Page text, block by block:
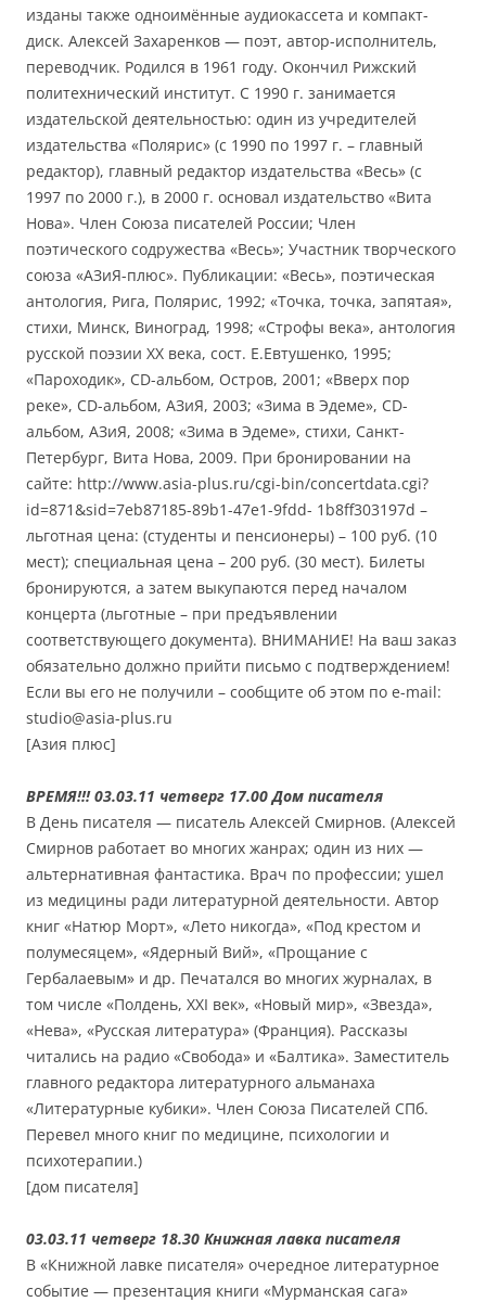
изданы также одноимённые аудиокассета и компакт-
диск. Алексей Захаренков — поэт, автор-исполнитель,
переводчик. Родился в 1961 году. Окончил Рижский
политехнический институт. С 1990 г. занимается
издательской деятельностью: один из учредителей
издательства «Полярис» (с 1990 по 1997 г. – главный
редактор), главный редактор издательства «Весь» (с
1997 по 2000 г.), в 2000 г. основал издательство «Вита
Нова». Член Союза писателей России; Член
поэтического содружества «Весь»; Участник творческого
союза «АЗиЯ-плюс». Публикации: «Весь», поэтическая
антология, Рига, Полярис, 1992; «Точка, точка, запятая»,
стихи, Минск, Виноград, 1998; «Строфы века», антология
русской поэзии ХХ века, сост. Е.Евтушенко, 1995;
«Пароходик», CD-альбом, Остров, 2001; «Вверх пор
реке», CD-альбом, АЗиЯ, 2003; «Зима в Эдеме», CD-
альбом, АЗиЯ, 2008; «Зима в Эдеме», стихи, Санкт-
Петербург, Вита Нова, 2009. При бронировании на
сайте: http://www.asia-plus.ru/cgi-bin/concertdata.cgi?
id=871&sid=7eb87185-89b1-47e1-9fdd- 1b8ff303197d –
льготная цена: (студенты и пенсионеры) – 100 руб. (10
мест); специальная цена – 200 руб. (30 мест). Билеты
бронируются, а затем выкупаются перед началом
концерта (льготные – при предъявлении
соответствующего документа). ВНИМАНИЕ! На ваш заказ
обязательно должно прийти письмо с подтверждением!
Если вы его не получили – сообщите об этом по e-mail:
studio@asia-plus.ru
[Азия плюс]
ВРЕМЯ!!! 03.03.11 четверг 17.00 Дом писателя
В День писателя — писатель Алексей Смирнов. (Алексей
Смирнов работает во многих жанрах; один из них —
альтернативная фантастика. Врач по профессии; ушел
из медицины ради литературной деятельности. Автор
книг «Натюр Морт», «Лето никогда», «Под крестом и
полумесяцем», «Ядерный Вий», «Прощание с
Гербалаевым» и др. Печатался во многих журналах, в
том числе «Полдень, ХХI век», «Новый мир», «Звезда»,
«Нева», «Русская литература» (Франция). Рассказы
читались на радио «Свобода» и «Балтика». Заместитель
главного редактора литературного альманаха
«Литературные кубики». Член Союза Писателей СПб.
Перевел много книг по медицине, психологии и
психотерапии.)
[дом писателя]
03.03.11 четверг 18.30 Книжная лавка писателя
В «Книжной лавке писателя» очередное литературное
событие — презентация книги «Мурманская сага»